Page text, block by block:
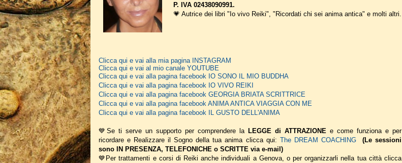
P. IVA 02438090991.
💗 Autrice dei libri "Io vivo Reiki", "Ricordati chi sei anima antica" e molti altri.
Clicca qui e vai alla mia pagina INSTAGRAM
Clicca qui e vai al mio canale YOUTUBE
Clicca qui e vai alla pagina facebook IO SONO IL MIO BUDDHA
Clicca qui e vai alla pagina facebook IO VIVO REIKI
Clicca qui e vai alla pagina facebook GEORGIA BRIATA SCRITTRICE
Clicca qui e vai alla pagina facebook ANIMA ANTICA VIAGGIA CON ME
Clicca qui e vai alla pagina facebook IL GUSTO DELL'ANIMA
💙Se ti serve un supporto per comprendere laLEGGE di ATTRAZIONE e come funziona e per
ricordare e Realizzare il Sogno della tua anima clicca qui: The DREAM COACHING
(Le sessioni
sono IN PRESENZA, TELEFONICHE o SCRITTE via e-mail)
💙Per trattamenti e corsi di Reiki anche individuali a Genova, o per organizzarli nella tua città clicca